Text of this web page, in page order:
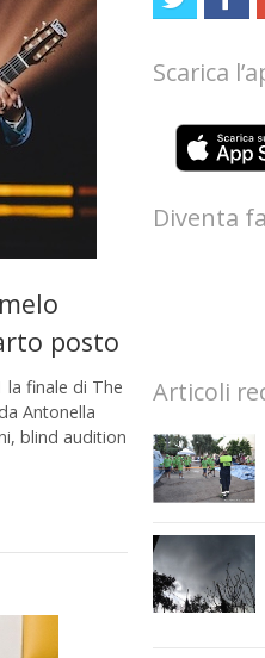
posto
la finale di The
Antonella
blind audition
Scarica
Diventa
Articoli